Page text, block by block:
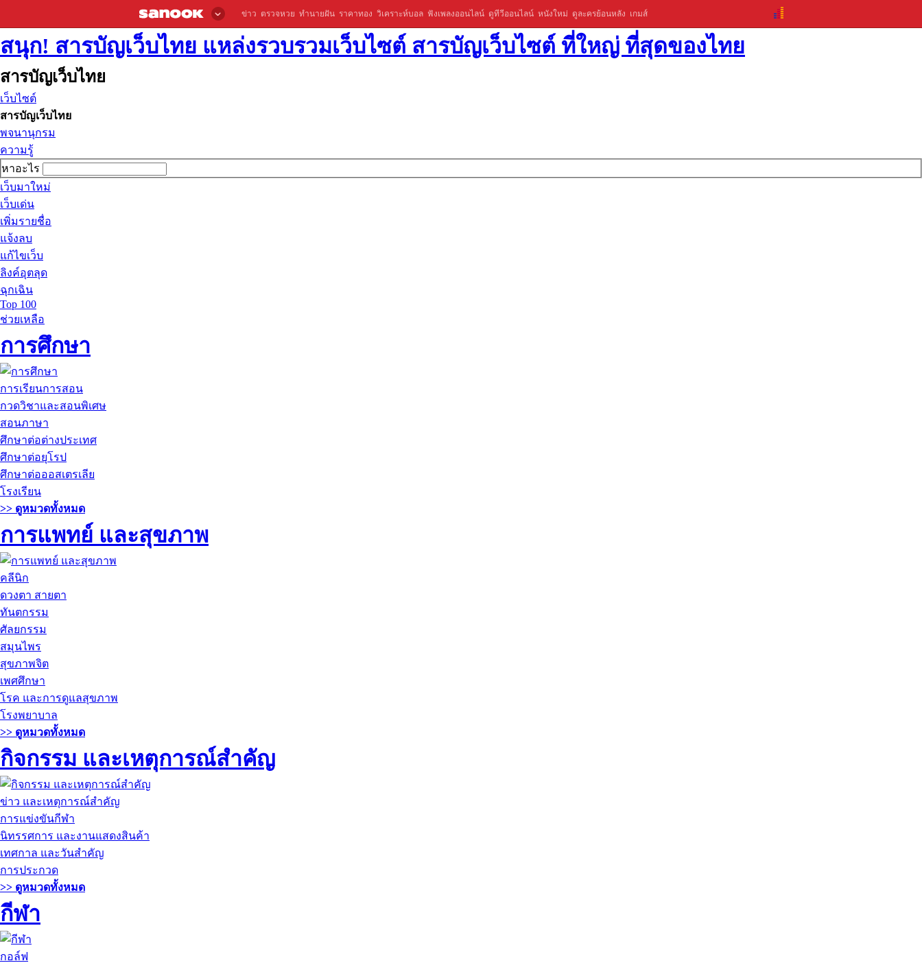
ข่าว ตรวจหวย ทำนายฝัน ราคาทอง วิเคราะห์บอล ฟังเพลงออนไลน์ ดูทีวีออนไลน์ หนังใหม่ ดูละครย้อนหลัง เกมส์
สนุก! สารบัญเว็บไทย แหล่งรวบรวมเว็บไซต์ สารบัญเว็บไซต์ ที่ใหญ่ ที่สุดของไทย
สารบัญเว็บไทย
เว็บไซต์
สารบัญเว็บไทย
พจนานุกรม
ความรู้
หาอะไร
เว็บมาใหม่
เว็บเด่น
เพิ่มรายชื่อ
แจ้งลบ
แก้ไขเว็บ
ลิงค์อุตลุด
ฉุกเฉิน
Top 100
ช่วยเหลือ
การศึกษา
การเรียนการสอน
กวดวิชาและสอนพิเศษ
สอนภาษา
ศึกษาต่อต่างประเทศ
ศึกษาต่อยุโรป
ศึกษาต่อออสเตรเลีย
โรงเรียน
>> ดูหมวดทั้งหมด
การแพทย์ และสุขภาพ
คลีนิก
ดวงตา สายตา
ทันตกรรม
ศัลยกรรม
สมุนไพร
สุขภาพจิต
เพศศึกษา
โรค และการดูแลสุขภาพ
โรงพยาบาล
>> ดูหมวดทั้งหมด
กิจกรรม และเหตุการณ์สำคัญ
ข่าว และเหตุการณ์สำคัญ
การแข่งขันกีฬา
นิทรรศการ และงานแสดงสินค้า
เทศกาล และวันสำคัญ
การประกวด
>> ดูหมวดทั้งหมด
กีฬา
กอล์ฟ